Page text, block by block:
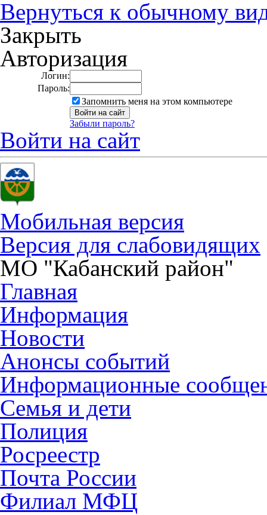
Вернуться к обычному
Закрыть
Авторизация
Логин:
Пароль:
Запомнить меня на этом компьютере
Забыли пароль?
Войти на сайт
Мобильная версия
Версия для слабовидящих
МО "Кабанский район"
Главная
Информация
Новости
Анонсы событий
Информационные
Семья и дети
Полиция
Росреестр
Почта России
Филиал МФЦ